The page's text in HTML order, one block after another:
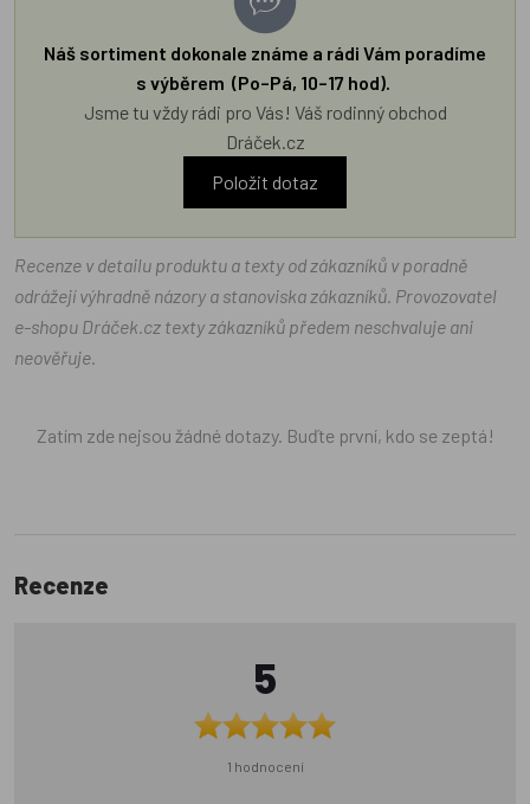
Náš sortiment dokonale známe a rádi Vám poradíme
s výběrem (Po–Pá, 10–17 hod).
Jsme tu vždy rádi pro Vás! Váš rodinný obchod
Dráček.cz
Položit dotaz
Recenze v detailu produktu a texty od zákazníků v poradně
odrážejí výhradně názory a stanoviska zákazníků. Provozovatel
e-shopu Dráček.cz texty zákazníků předem neschvaluje ani
neověřuje.
Zatím zde nejsou žádné dotazy. Buďte první, kdo se zeptá!
Recenze
5
1 hodnocení